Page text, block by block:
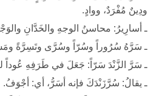
ودِينٌ مُفْرَدٌ، ووادٍ.
ـ أسارِيرُ: محاسنُ الوجهِ والخَدَّانِ
ـ سَرَّهُ سُرُوراً وسُرّاً وسُرَّى وتَسِرَّةً
ـ سَرَّ الزَّنْدَ سَرّاً: جَعَلَ في طَرَفِهِ عُوداً
ـ يقالُ: سُرَّزَنْدَكَ فإنه أسَرُّ، أي: أجْوَفُ.